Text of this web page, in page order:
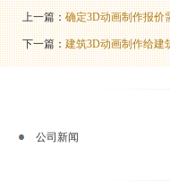
上一篇：确定3D动画制作报价
下一篇：建筑3D动画制作给建
公司新闻